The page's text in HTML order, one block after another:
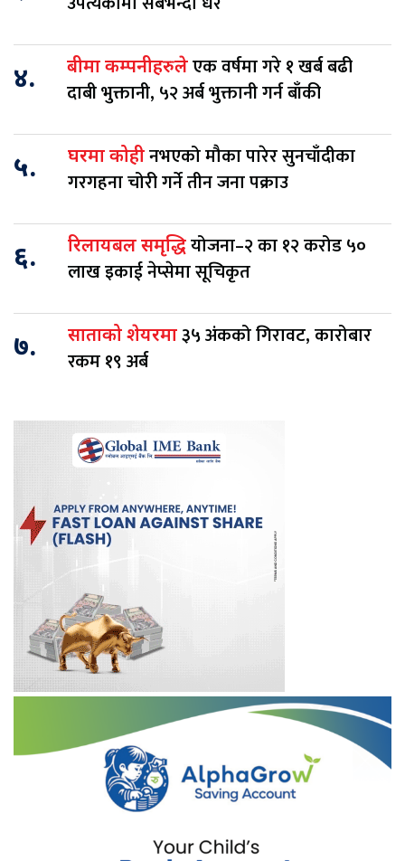
४. बीमा कम्पनीहरुलेएक वर्षमा गरे १ खर्ब बढी
दाबी भुक्तानी, ५२ अर्ब भुक्तानी गर्न बाँकी
५. घरमा कोहीनभएको मौका पारेर सुनचाँदीका
गरगहना चोरी गर्ने तीन जना पक्राउ
६. रिलायबल समृद्धियोजना–२ का १२ करोड ५०
लाख इकाई नेप्सेमा सूचिकृत
७. साताको शेयरमा३५ अंकको गिरावट, कारोबार
रकम १९ अर्ब